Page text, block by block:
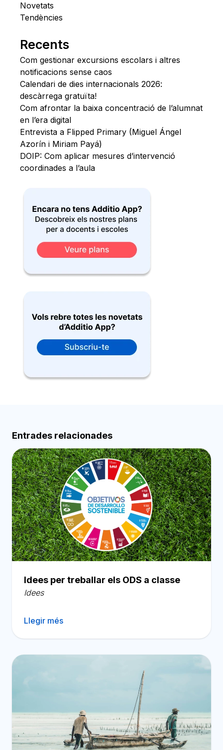
Novetats
Tendències
Recents
Com gestionar excursions escolars i altres
notificacions sense caos
Calendari de dies internacionals 2026:
descàrrega gratuïta!
Com afrontar la baixa concentració de l’alumnat
en l’era digital
Entrevista a Flipped Primary (Miguel Ángel
Azorín i Miriam Payá)
DOIP: Com aplicar mesures d’intervenció
coordinades a l’aula
Entrades relacionades
Idees per treballar els ODS a classe
Idees
Llegir més